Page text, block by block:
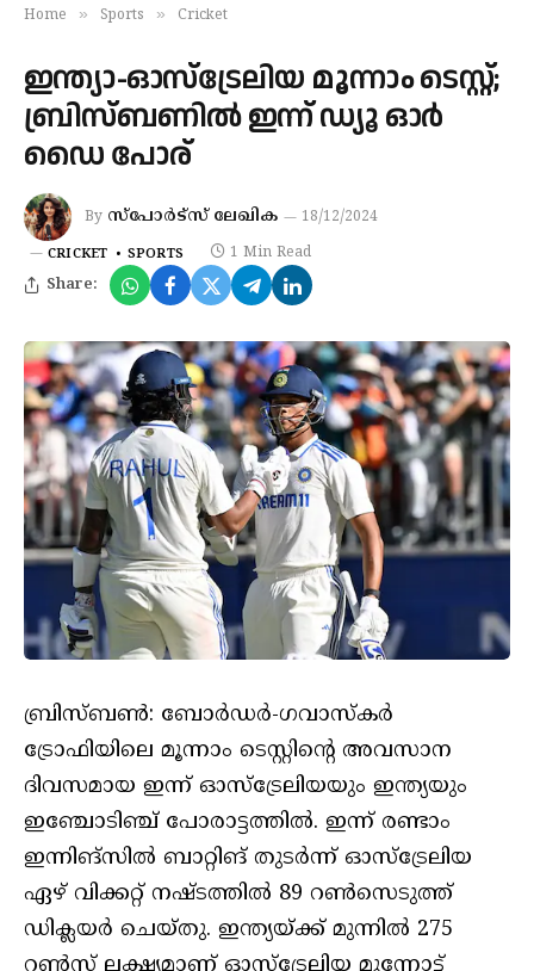
Home » Sports » Cricket
ഇന്ത്യാ-ഓസ്‌ട്രേലിയ മൂന്നാം ടെസ്റ്റ്;
ബ്രിസ്ബണില്‍ ഇന്ന് ഡ്യൂ ഓര്‍
ഡൈ പോര്
By സ്‌പോര്‍ട്‌സ് ലേഖിക 18/12/2024
CRICKET SPORTS 1 Min Read
Share:
ബ്രിസ്ബണ്‍: ബോര്‍ഡര്‍-ഗവാസ്‌കര്‍
ട്രോഫിയിലെ മൂന്നാം ടെസ്റ്റിന്റെ അവസാന
ദിവസമായ ഇന്ന് ഓസ്‌ട്രേലിയയും ഇന്ത്യയും
ഇഞ്ചോടിഞ്ച് പോരാട്ടത്തില്‍. ഇന്ന് രണ്ടാം
ഇന്നിങ്‌സില്‍ ബാറ്റിങ് തുടര്‍ന്ന് ഓസ്‌ട്രേലിയ
ഏഴ് വിക്കറ്റ് നഷ്ടത്തില്‍ 89 റണ്‍സെടുത്ത്
ഡിക്ലയര്‍ ചെയ്തു. ഇന്ത്യയ്ക്ക് മുന്നില്‍ 275
റണ്‍സ് ലക്ഷ്യമാണ് ഓസ്‌ട്രേലിയ മുന്നോട്ട്